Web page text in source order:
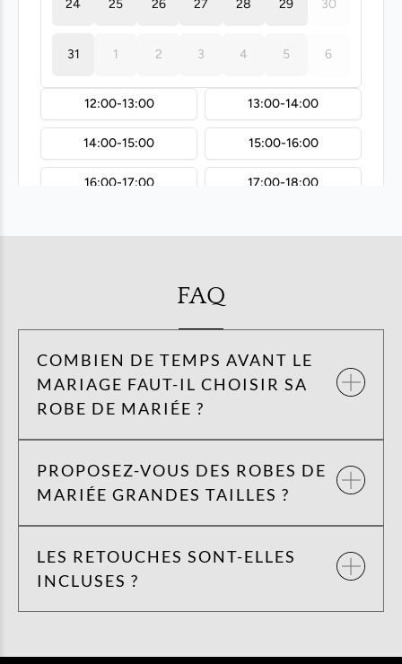
FAQ
COMBIEN DE TEMPS AVANT LE
MARIAGE FAUT-IL CHOISIR SA
ROBE DE MARIÉE ?
PROPOSEZ-VOUS DES ROBES DE
MARIÉE GRANDES TAILLES ?
LES RETOUCHES SONT-ELLES
INCLUSES ?